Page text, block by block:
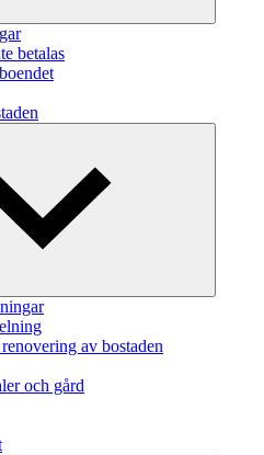
betalas
av bostaden
och gård